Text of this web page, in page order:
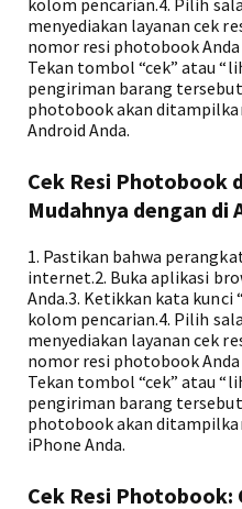
kolom pencarian.4. Pilih
menyediakan layanan cek
nomor resi photobook
Tekan tombol “cek” atau
pengiriman barang
photobook akan
Android Anda.
Cek Resi Photobook
Mudahnya dengan di
1. Pastikan bahwa
internet.2. Buka aplikasi
Anda.3. Ketikkan kata kunci
kolom pencarian.4. Pilih
menyediakan layanan cek
nomor resi photobook
Tekan tombol “cek” atau
pengiriman barang
photobook akan
iPhone Anda.
Cek Resi Photobook: